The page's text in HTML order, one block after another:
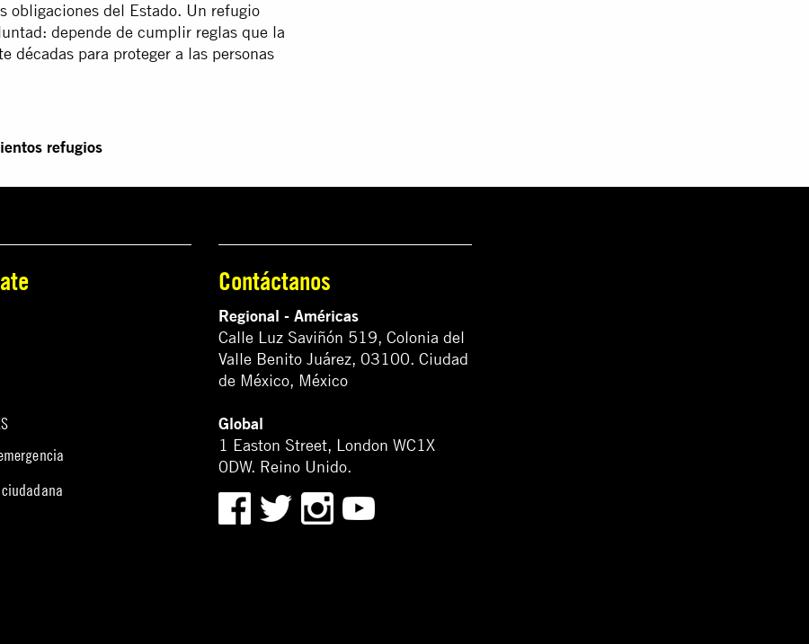
obligaciones del Estado. Un refugio
depende de cumplir reglas que la
décadas para proteger a las personas
refugios
Contáctanos
Regional - Américas
Calle Luz Saviñón 519, Colonia del
Valle Benito Juárez, 03100. Ciudad
de México, México
Global
1 Easton Street, London WC1X
0DW. Reino Unido.